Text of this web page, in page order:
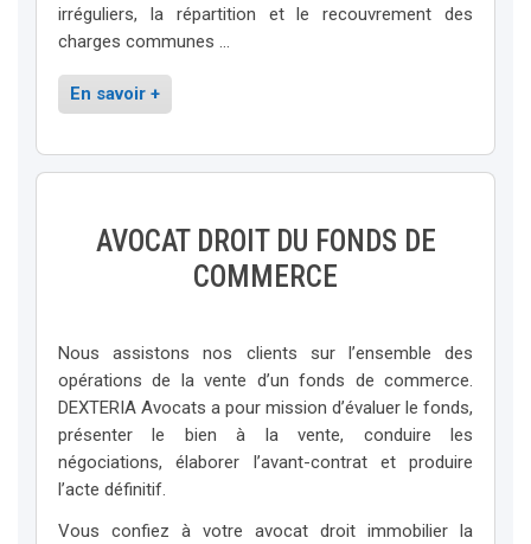
irréguliers, la répartition et le recouvrement des
charges communes …
En savoir +
AVOCAT DROIT DU FONDS DE
COMMERCE
Nous assistons nos clients sur l’ensemble des
opérations de la vente d’un fonds de commerce.
DEXTERIA Avocats a pour mission d’évaluer le fonds,
présenter le bien à la vente, conduire les
négociations, élaborer l’avant-contrat et produire
l’acte définitif.
Vous confiez à votre avocat droit immobilier la